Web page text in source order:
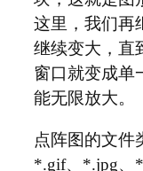
这里，我们再
继续变大，直
窗口就变成单
能无限放大。
点阵图的文件
*.gif、*.jpg、